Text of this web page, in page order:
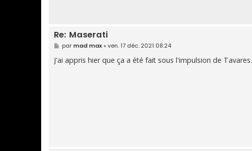
Re: Maserati
M
e
s
s
par mad max»ven. 17 déc. 2021 08:24
J'ai appris hier que ça a été fait sous l'impulsion de Tavares.